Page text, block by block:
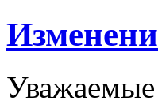
Уважаемые